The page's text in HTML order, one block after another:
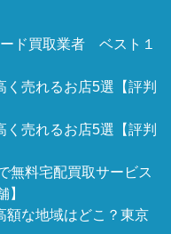
ド買取業者 ベスト１
く売れるお店5選【評判
く売れるお店5選【評判
無料宅配買取サービス
】
額な地域はどこ？東京